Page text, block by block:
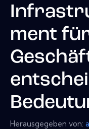
ment
Herausgegeben von: